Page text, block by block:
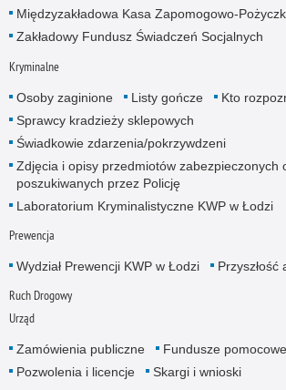
Międzyzakładowa Kasa Zapomogowo-
Zakładowy Fundusz Świadczeń Socjalnych
Kryminalne
Osoby zaginione Listy gończe
Kto
Sprawcy kradzieży sklepowych
Świadkowie zdarzenia/pokrzywdzeni
Zdjęcia i opisy przedmiotów zabezpieczonych
poszukiwanych przez Policję
Laboratorium Kryminalistyczne KWP w Łodzi
Prewencja
Wydział Prewencji KWP w Łodzi Przyszłość
Ruch Drogowy
Urząd
Zamówienia publiczne Fundusze pomocowe
Pozwolenia i licencje
Skargi i wnioski